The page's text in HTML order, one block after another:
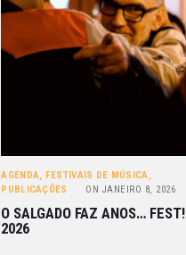
AGENDA, FESTIVAIS DE MÚSICA,
PUBLICAÇÕES
ON JANEIRO 8, 2026
O SALGADO FAZ ANOS… FEST!
2026